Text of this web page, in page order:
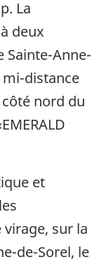
La
deux
Sainte-Anne-
distance
nord du
et
sur la
de-Sorel, le